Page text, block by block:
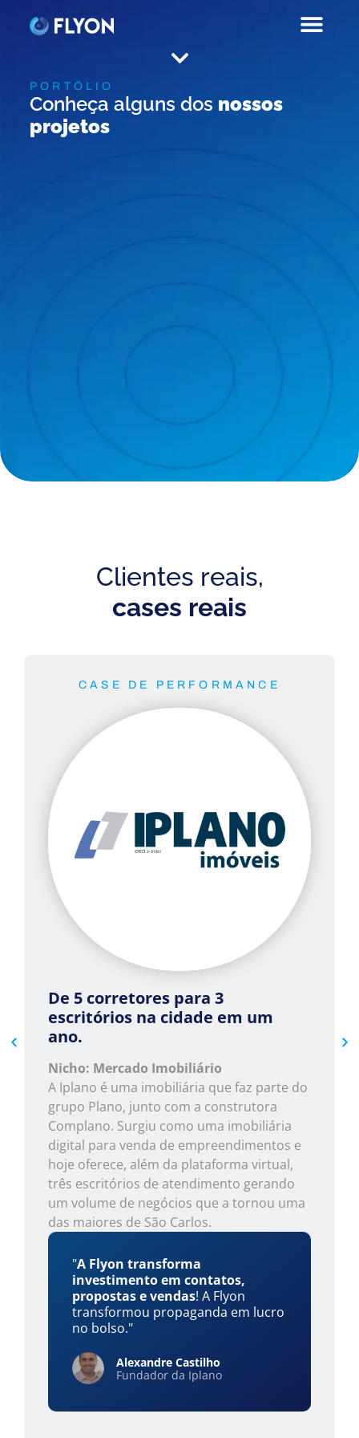
PORTÓLIO
Conheça alguns dos nossos
projetos
Clientes reais,
cases reais
CASE DE PERFORMANCE
De 5 corretores para 3
escritórios na cidade em um
ano.
Nicho: Mercado Imobiliário
A Iplano é uma imobiliária que faz parte do
grupo Plano, junto com a construtora
Complano. Surgiu como uma imobiliária
digital para venda de empreendimentos e
hoje oferece, além da plataforma virtual,
três escritórios de atendimento gerando
um volume de negócios que a tornou uma
das maiores de São Carlos.
"A Flyon transforma
investimento em contatos,
propostas e vendas! A Flyon
transformou propaganda em lucro
no bolso."
Alexandre Castilho
Fundador da Iplano